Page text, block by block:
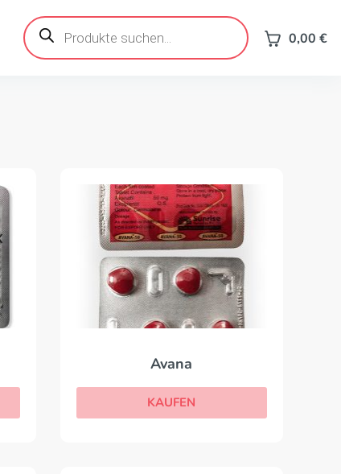
Products
search 0,00 €
Avana
KAUFEN